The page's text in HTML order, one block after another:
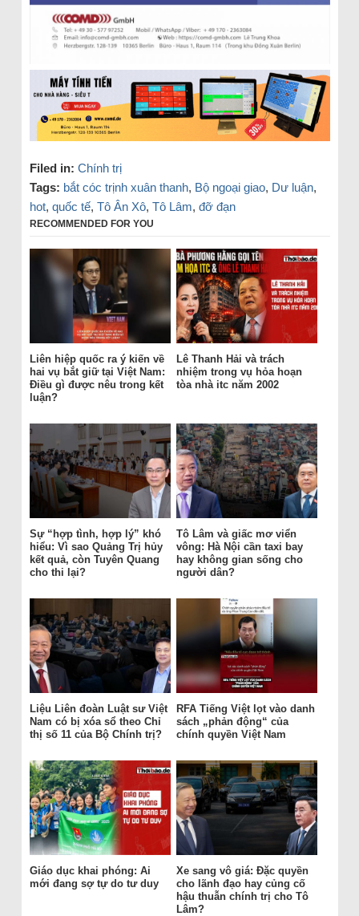
Filed in: Chính trị
Tags: bắt cóc trịnh xuân thanh, Bộ ngoại giao, Dư luận,
hot, quốc tế, Tô Ân Xô, Tô Lâm, đỡ đạn
RECOMMENDED FOR YOU
Liên hiệp quốc ra ý kiến về
hai vụ bắt giữ tại Việt Nam:
Điều gì được nêu trong kết
luận?
Lê Thanh Hải và trách
nhiệm trong vụ hỏa hoạn
tòa nhà itc năm 2002
Sự “hợp tình, hợp lý” khó
hiểu: Vì sao Quảng Trị hủy
kết quả, còn Tuyên Quang
cho thi lại?
Tô Lâm và giấc mơ viển
vông: Hà Nội cần taxi bay
hay không gian sống cho
người dân?
Liệu Liên đoàn Luật sư Việt
Nam có bị xóa sổ theo Chỉ
thị số 11 của Bộ Chính trị?
RFA Tiếng Việt lọt vào danh
sách „phản động“ của
chính quyền Việt Nam
Giáo dục khai phóng: Ai
mới đang sợ tự do tư duy
Xe sang vô giá: Đặc quyền
cho lãnh đạo hay củng cố
hậu thuẫn chính trị cho Tô
Lâm?